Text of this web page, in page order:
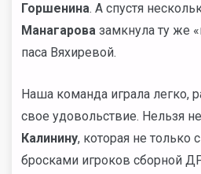
Горшенина. А спустя
Манагарова замкнула ту же
паса Вяхиревой.
Наша команда играла легко,
свое удовольствие. Нельзя
Калинину, которая не только
бросками игроков сборной